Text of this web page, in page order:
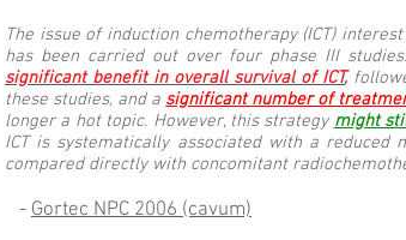
The issue of induction chemotherapy (ICT)
has been carried out over four phase III studies:
significant benefit in overall survival of ICT,
these studies, and a significant number of
longer a hot topic. However, this strategy might
ICT is systematically associated with a
compared directly with concomitant
- Gortec NPC 2006 (cavum)